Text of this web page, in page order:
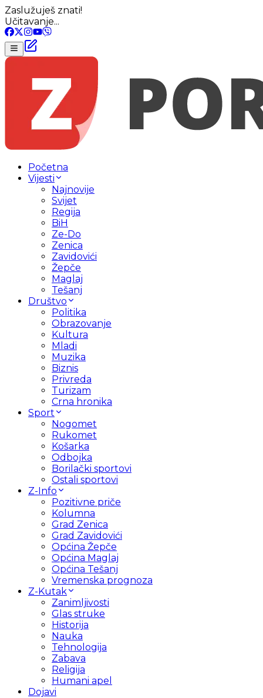
Zaslužuješ znati!
Učitavanje...
Početna
Vijesti
Najnovije
Svijet
Regija
BiH
Ze-Do
Zenica
Zavidovići
Žepče
Maglaj
Tešanj
Društvo
Politika
Obrazovanje
Kultura
Mladi
Muzika
Biznis
Privreda
Turizam
Crna hronika
Sport
Nogomet
Rukomet
Košarka
Odbojka
Borilački sportovi
Ostali sportovi
Z-Info
Pozitivne priče
Kolumna
Grad Zenica
Grad Zavidovići
Općina Žepče
Općina Maglaj
Općina Tešanj
Vremenska prognoza
Z-Kutak
Zanimljivosti
Glas struke
Historija
Nauka
Tehnologija
Zabava
Religija
Humani apel
Dojavi